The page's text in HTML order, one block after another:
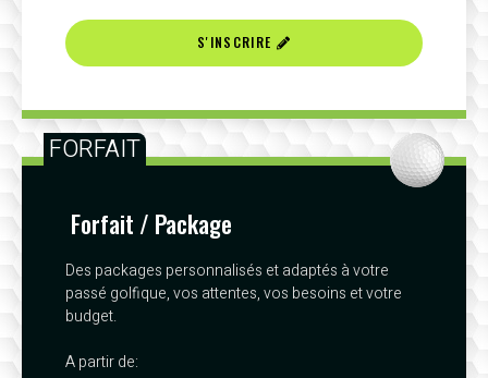
S'INSCRIRE
FORFAIT
Forfait / Package
Des packages personnalisés et adaptés à votre
passé golfique, vos attentes, vos besoins et votre
budget.
A partir de: